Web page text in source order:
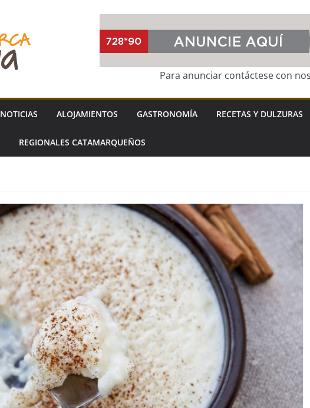
Para anunciar contáctese con
NOTICIAS ALOJAMIENTOS GASTRONOMÍA RECETAS Y DULZURAS
REGIONALES CATAMARQUEÑOS